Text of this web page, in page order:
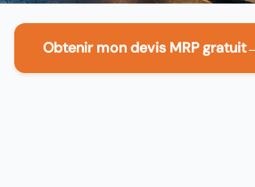
Obtenir mon devis MRP gratuit